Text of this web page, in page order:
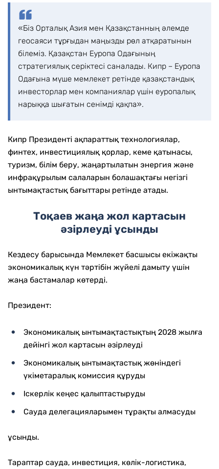
«Біз Орталық Азия мен Қазақстанның әлемде
геосаяси тұрғыдан маңызды рөл атқаратынын
білеміз. Қазақстан Еуропа Одағының
стратегиялық серіктесі саналады. Кипр – Еуропа
Одағына мүше мемлекет ретінде қазақстандық
инвесторлар мен компаниялар үшін еуропалық
нарыққа шығатын сенімді қақпа».
Кипр Президенті ақпараттық технологиялар,
финтех, инвестициялық қорлар, кеме қатынасы,
туризм, білім беру, жаңартылатын энергия және
инфрақұрылым салаларын болашақтағы негізгі
ынтымақтастық бағыттары ретінде атады.
Тоқаев жаңа жол картасын
әзірлеуді ұсынды
Кездесу барысында Мемлекет басшысы екіжақты
экономикалық күн тәртібін жүйелі дамыту үшін
жаңа бастамалар көтерді.
Президент:
Экономикалық ынтымақтастықтың 2028 жылға
дейінгі жол картасын әзірлеуді
Экономикалық ынтымақтастық жөніндегі
үкіметаралық комиссия құруды
Іскерлік кеңес қалыптастыруды
Сауда делегацияларымен тұрақты алмасуды
ұсынды.
Тараптар сауда, инвестиция, көлік-логистика,